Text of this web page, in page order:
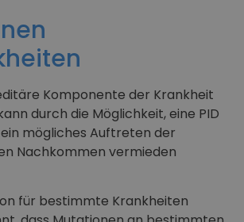
Komponente der Krankheit
durch die Möglichkeit, eine PID
mögliches Auftreten der
Nachkommen vermieden
für bestimmte Krankheiten